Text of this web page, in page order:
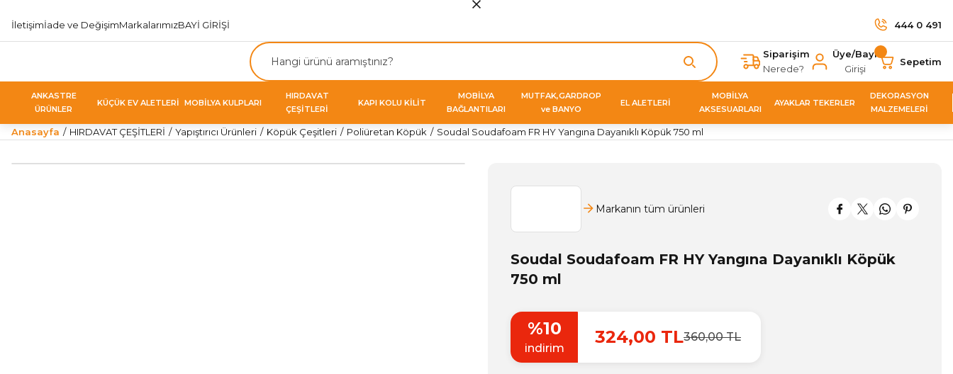
İletişimİade ve DeğişimMarkalarımızBAYİ GİRİŞİ 444 0 491
Siparişim
Nerede?
Üye/Bayi
Girişi
Sepetim
ANKASTRE
ÜRÜNLER
KÜÇÜK EV ALETLERİ MOBİLYA KULPLARI
HIRDAVAT
ÇEŞİTLERİ
KAPI KOLU KİLİT
MOBİLYA
BAĞLANTILARI
MUTFAK,GARDROP
ve BANYO
EL ALETLERİ
MOBİLYA
AKSESUARLARI
AYAKLAR TEKERLER
DEKORASYON
MALZEMELERİ
Anasayfa HIRDAVAT ÇEŞİTLERİ Yapıştırıcı Ürünleri Köpük Çeşitleri Poliüretan Köpük Soudal Soudafoam FR HY Yangına Dayanıklı Köpük 750 ml
Markanın tüm ürünleri
Soudal Soudafoam FR HY Yangına Dayanıklı Köpük
750 ml
%10
indirim
324,00 TL360,00 TL